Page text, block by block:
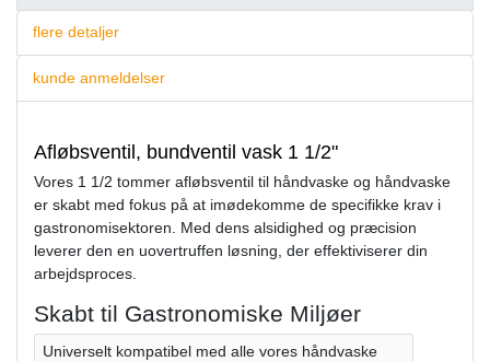
flere detaljer
kunde anmeldelser
Afløbsventil, bundventil vask 1 1/2"
Vores 1 1/2 tommer afløbsventil til håndvaske og håndvaske
er skabt med fokus på at imødekomme de specifikke krav i
gastronomisektoren. Med dens alsidighed og præcision
leverer den en uovertruffen løsning, der effektiviserer din
arbejdsproces.
Skabt til Gastronomiske Miljøer
Universelt kompatibel med alle vores håndvaske